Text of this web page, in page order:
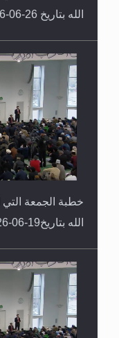
الله بتاريخ 26-06-2026
خطبة الجمعة التي
الله بتاريخ19-06-2026